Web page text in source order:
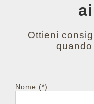
Ottieni
Nome (*)